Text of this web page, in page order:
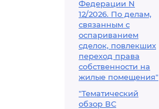
Федерации N
12/2026. По делам,
связанным с
оспариванием
сделок, повлекших
переход права
собственности на
жилые помещения"
"Тематический
обзор ВС